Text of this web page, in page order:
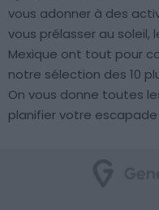
vous adonner à des
vous prélasser au
Mexique ont tout pour
notre sélection des 10
On vous donne toutes
planifier votre